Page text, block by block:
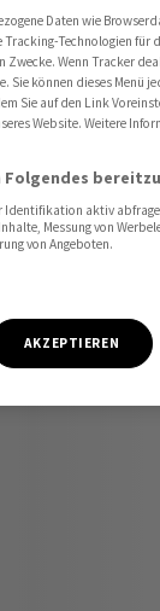
Daten wie
Technologien für
Zwecke. Wenn Tracker
Sie können dieses Menü
Sie auf den Link
Website. Weitere
Folgendes
aktiv
Messung von
von Angeboten.
AKZEPTIEREN